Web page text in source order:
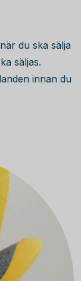
du ska sälja
säljas.
innan du